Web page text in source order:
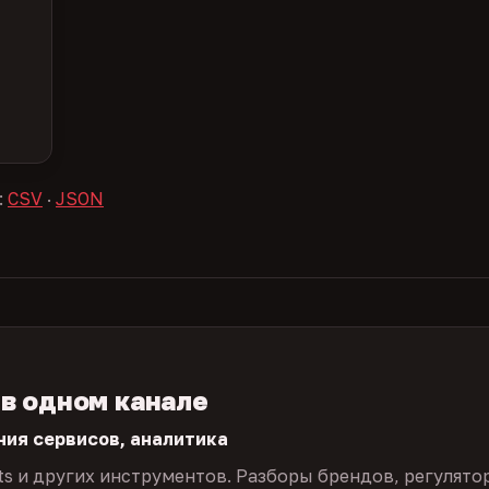
CSV · JSON
одном канале
сервисов, аналитика
и других инструментов. Разборы брендов,